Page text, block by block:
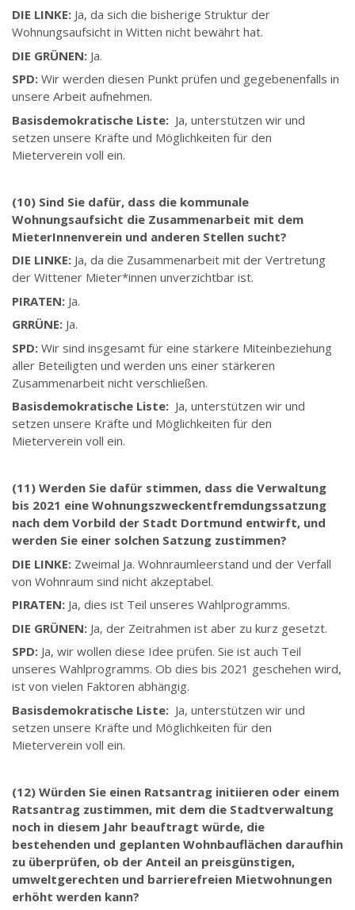
DIE LINKE: Ja, da sich die bisherige Struktur der
Wohnungsaufsicht in Witten nicht bewährt hat.
DIE GRÜNEN: Ja.
SPD: Wir werden diesen Punkt prüfen und gegebenenfalls in
unsere Arbeit aufnehmen.
Basisdemokratische Liste: Ja, unterstützen wir und
setzen unsere Kräfte und Möglichkeiten für den
Mieterverein voll ein.
(10) Sind Sie dafür, dass die kommunale
Wohnungsaufsicht die Zusammenarbeit mit dem
MieterInnenverein und anderen Stellen sucht?
DIE LINKE: Ja, da die Zusammenarbeit mit der Vertretung
der Wittener Mieter*innen unverzichtbar ist.
PIRATEN: Ja.
GRRÜNE: Ja.
SPD: Wir sind insgesamt für eine stärkere Miteinbeziehung
aller Beteiligten und werden uns einer stärkeren
Zusammenarbeit nicht verschließen.
Basisdemokratische Liste: Ja, unterstützen wir und
setzen unsere Kräfte und Möglichkeiten für den
Mieterverein voll ein.
(11) Werden Sie dafür stimmen, dass die Verwaltung
bis 2021 eine Wohnungszweckentfremdungssatzung
nach dem Vorbild der Stadt Dortmund entwirft, und
werden Sie einer solchen Satzung zustimmen?
DIE LINKE: Zweimal Ja. Wohnraumleerstand und der Verfall
von Wohnraum sind nicht akzeptabel.
PIRATEN: Ja, dies ist Teil unseres Wahlprogramms.
DIE GRÜNEN: Ja, der Zeitrahmen ist aber zu kurz gesetzt.
SPD: Ja, wir wollen diese Idee prüfen. Sie ist auch Teil
unseres Wahlprogramms. Ob dies bis 2021 geschehen wird,
ist von vielen Faktoren abhängig.
Basisdemokratische Liste: Ja, unterstützen wir und
setzen unsere Kräfte und Möglichkeiten für den
Mieterverein voll ein.
(12) Würden Sie einen Ratsantrag initiieren oder einem
Ratsantrag zustimmen, mit dem die Stadtverwaltung
noch in diesem Jahr beauftragt würde, die
bestehenden und geplanten Wohnbauflächen daraufhin
zu überprüfen, ob der Anteil an preisgünstigen,
umweltgerechten und barrierefreien Mietwohnungen
erhöht werden kann?